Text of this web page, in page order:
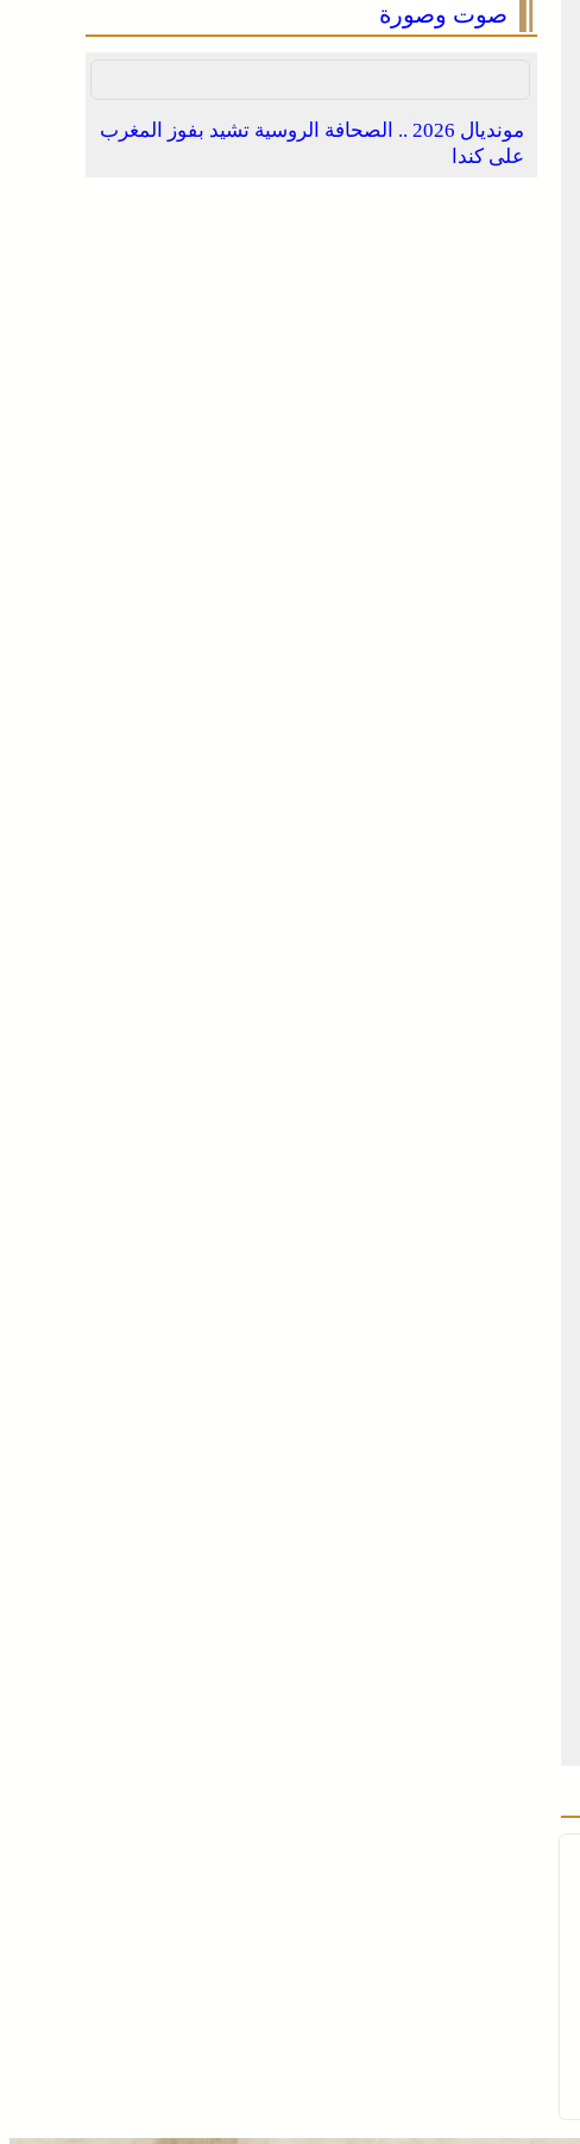
صوت وصورة
مونديال 2026 .. الصحافة الروسية تشيد بفوز المغرب
على كندا